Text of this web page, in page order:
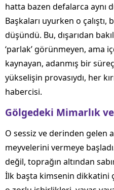
hatta bazen defalarca aynı
Başkaları uyurken o çalıştı,
düşündü. Bu, dışarıdan
‘parlak’ görünmeyen, ama
kaynayan, adanmış bir
yükselişin provasıydı, her
habercisi.
Gölgedeki Mimarlık
O sessiz ve derinden gelen
meyvelerini vermeye
değil, toprağın altından
İlk başta kimsenin dikkatini